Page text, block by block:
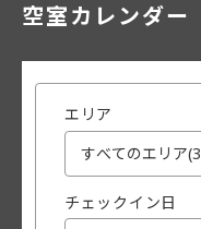
空室カレンダー
エリア
チェックイン日